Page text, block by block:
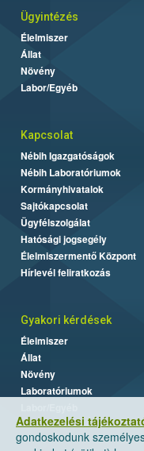
Adatkezelési
gondoskodunk
Ügyintézés
Élelmiszer
Állat
Növény
Labor/Egyéb
Kapcsolat
Nébih Igazgatóságok
Nébih Laboratóriumok
Kormányhivatalok
Sajtókapcsolat
Ügyfélszolgálat
Hatósági jogsegély
Élelmiszermentő Központ
Hírlevél feliratkozás
Gyakori kérdések
Élelmiszer
Állat
Növény
Laboratóriumok